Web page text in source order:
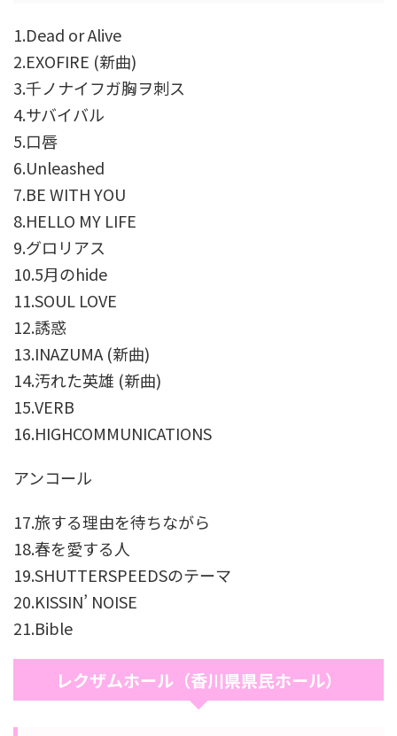
1.Dead or Alive
2.EXOFIRE (新曲)
3.千ノナイフガ胸ヲ刺ス
4.サバイバル
5.口唇
6.Unleashed
7.BE WITH YOU
8.HELLO MY LIFE
9.グロリアス
10.5月のhide
11.SOUL LOVE
12.誘惑
13.INAZUMA (新曲)
14.汚れた英雄 (新曲)
15.VERB
16.HIGHCOMMUNICATIONS
アンコール
17.旅する理由を待ちながら
18.春を愛する人
19.SHUTTERSPEEDSのテーマ
20.KISSIN’ NOISE
21.Bible
レクザムホール（香川県県民ホール）